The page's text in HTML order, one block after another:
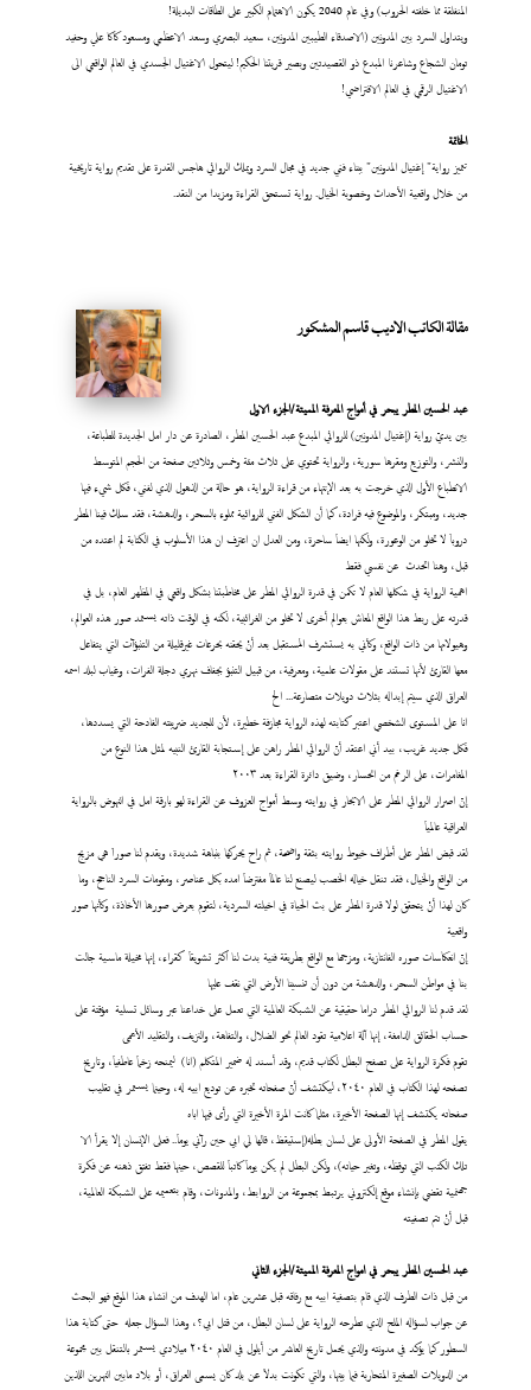
المنفلقة مما خلفته الحروب) وفي عام 2040 يكون الاهتمام الكبير على الطاقات البديلة!
ويتداول السرد بين المدونين (الاصدقاء الطيبين المدونين، سعيد البصري وسعد الاعظمي ومسعود كاكا علي وحفيد
تومان الشجاع وشاعرنا المبدع ذو القصيدتين وبصير قريتنا الحكيم! ليتحول الاغتيال الجسدي في العالم الواقعي الى
الاغتيال الرقمي في العالم الافتراضي!
الخاتمة
تتميز رواية" إغتيال المدونين" ببناء فني جديد في مجال السرد ويملك الروائي هاجس القدرة على تقديم رواية تاريخية
من خلال واقعية الأحداث وخصوبة الخيال. رواية تستحق القراءة ومزيدا من النقد.
مقالة الكاتب الاديب قاسم المشكور
عبدالحسين المطر يبحر في أمواج المعرفة المميتة/الجزء الاول
بين يديّ رواية (إغتيال المدونين) للروائي المبدع عبد الحسين المطر، الصادرة عن دار امل الجديدة للطباعة،
والنشر، والتوزيع ومقرها سورية، والرواية تحتوي على ثلاث مئة وخمس وثلاثين صفحة من الحجم المتوسط
الانطباع الأول الذي خرجت به بعد الإنتهاء من قراءة الرواية، هو حالة من الذهول الذي لفني، فكل شيء فيها
جديد، ومبتكر، والموضوع فيه فرادة، كما أن الشكل الفني للروائية مملوء بالسحر، والدهشة، فقد سلك فينا المطر
دروباَ لا تخلو من الوعورة، ولكنها ايضاَ ساحرة، ومن العدل ان اعترف ان هذا الأسلوب في الكتابة لم اعتده من
قبل، وهنا اتحدث عن نفسي فقط
اهمية الرواية في شكلها العام لا تكمن في قدرة الروائي المطر على مخاطبتنا بشكل واقعي في المظهر العام، بل في
قدرته على ربط هذا الواقع المعاش بعوالم أخرى لا تخلو من الغرائبية، لكنه في الوقت ذاته يستمد صور هذه العوالم،
وهيولاتها من ذات الواقع، وكأني به يستشرف المستقبل بعد أنْ يحقنه بحرعات غيرقليلة من التنبؤآت التي يتفاعل
معها القارئ لأنها تستند على مقولات علمية، ومعرفية، من قبيل التنبؤ بجفاف نهري دجلة الفرات، وغياب لبلد اسمه
العراق الذي سيتم إبداله بثلاث دويلات متصارعة... الخ
انا على المستوى الشخصي اعتبر كتابته لهذه الرواية مجازفة خطيرة، لأن للجديد ضريبته الفادحة التي يسددها،
فكل جديد غريب، بيد أني اعتقد أنّ الروائي المطر راهن على إستجابة القارئ النبيه لمثل هذا النوع من
المغامرات، على الرغم من انحسار، وضيق دائرة القراءة بعد ٢٠٠٣
إنّ اصرار الروائي المطر على الابحار في روايته وسط أمواج العزوف عن القراءة لهو بارقة امل في النهوض بالرواية
العراقية عالمياَ
لقد قبض المطر على أطراف خيوط روايته بثقة واضحة، ثم راح يحركها بنباهة شديدة، ويقدم لنا صوراَ هي مزيج
من الواقع والخيال، فقد تنقل خياله الخصب ليصنع لنا عالماَ مفترضاَ امده بكل عناصر، ومقومات السرد الناجح، وما
كان لهذا أنْ يتحقق لولا قدرة المطر على بث الحياة في اخيلته السردية، لتقوم بعرض صورها الأخاذة، وكأنها صور
واقعية
إنّ انعكاسات صوره الفانتازية، ومزجها مع الواقع بطريقة فنية بدت لنا اكثر تشويقاَ كقراء، إنها مخيلة ماسية جالت
بنا في مواطن السحر، والدهشة من دون أن تنسينا الأرض التي نقف عليها
لقد قدم لنا الروائي المطر دراما حقيقية عن الشبكة العالمية التي تعمل على خداعنا عبر وسائل تسلية مؤقتة على
حساب الحقائق الدامغة، إنها آلة اعلامية تقود العالم نحو الضلال، والتفاهة، والنزيف، والتقليد الأعمى
تقوم فكرة الرواية على تصفح البطل لكتاب قديم، وقد أسند له ضمير المتكلم (انا) ليمنحه زخماَ عاطفياَ، وتاريخ
تصفحه لهذا الكتاب في العام ٢٠٤٠، ليكتشف أنّ صفحاته تخبره عن توديع ابيه له، وحينما يستمر في تقليب
صفحاته يكتشف إنها الصفحة الأخيرة، مثلما كانت المرة الأخيرة التي رأى فيها اباه
تلك الكتب التي توقظه، وتغير حياته)، ولكن البطل لم يكن يوماَ كاتباَ للقصص، حينها فقط تفتق ذهنه عن فكرة
جهنمية تقضي بإنشاء موقع إلكتروني يرتبط بمجموعة من الروابط، والمدونات، وقام بتعميمه على الشبكة العالمية،
قبل أنْ تتم تصفيته
عبدالحسين المطر يبحر في امواج المعرفة المميتة/الجزء الثاني
من قبل ذات الطرف الذي قام بتصفية ابيه مع رفاقه قبل عشرين عام، اما الهدف من انشاء هذا الموقع فهو البحث
عن جواب لسؤاله الملح الذي تطرحه الرواية على لسان البطل، من قتل ابي؟، وهذا السؤال جعله حتى كتابة هذا
السطور كما يؤكد في مدونته والذي يحمل تاريخ العاشر من أيلول في العام ٢٠٤٠ ميلادي يستمر بالتنقل بين مجموعة
من الدويلات الصغيرة المتحاربة فيما بينها، والتي تكونت بدلاَ عن بلد كان يسمى العراق، أو بلاد مابين النهرين اللذين